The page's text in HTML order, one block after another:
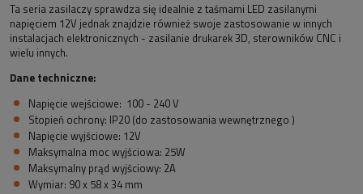
Ta seria zasilaczy sprawdza się idealnie z taśmami LED zasilanymi
napięciem 12V jednak znajdzie również swoje zastosowanie w innych
instalacjach elektronicznych - zasilanie drukarek 3D, sterowników CNC i
wielu innych.
Dane techniczne:
Napięcie wejściowe: 100 - 240 V
Stopień ochrony: IP20 (do zastosowania wewnętrznego )
Napięcie wyjściowe: 12V
Maksymalna moc wyjściowa: 25W
Maksymalny prąd wyjściowy: 2A
Wymiar: 90 x 58 x 34 mm